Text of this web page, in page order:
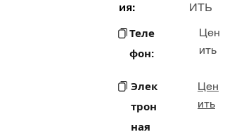
ия:
ИТЬ
Теле
фон:
Цен
ить
Элек
трон
ная
Цен
ить